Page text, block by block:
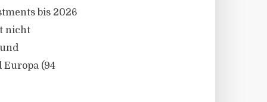
bis 2026
nicht
(94